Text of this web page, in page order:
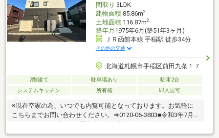
間取り 3LDK
建物面積85.86m2
土地面積116.87m2
築年月 1975年6月(築51年3ヶ月)
ＪＲ函館本線 手稲駅 徒歩34分
その他の交通
北海道札幌市手稲区前田九条１７
2階建て 駐車場あり
駐車2台
システムキッチン
所有権 即入居可
※現在空家の為、いつでも内覧可能となっております。お気軽に
こちらまでお問い合わせください。⇒0120-06-3803■令和3年7月
ーズ仕様（暖房・給湯）■1階、2階エアコン完備！■前田北小学